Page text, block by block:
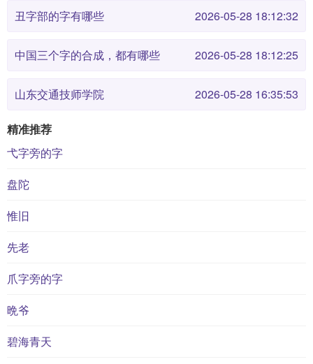
丑字部的字有哪些 2026-05-28 18:12:32
中国三个字的合成，都有哪些 2026-05-28 18:12:25
山东交通技师学院 2026-05-28 16:35:53
精准推荐
弋字旁的字
盘陀
惟旧
先老
爪字旁的字
晩爷
碧海青天